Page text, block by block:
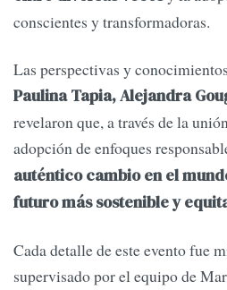
conscientes y transformadoras.
Las perspectivas y
Paulina Tapia, Alejandra
revelaron que, a través de la
adopción de enfoques
auténtico cambio en el
futuro más sostenible y
Cada detalle de este evento fue
supervisado por el equipo de